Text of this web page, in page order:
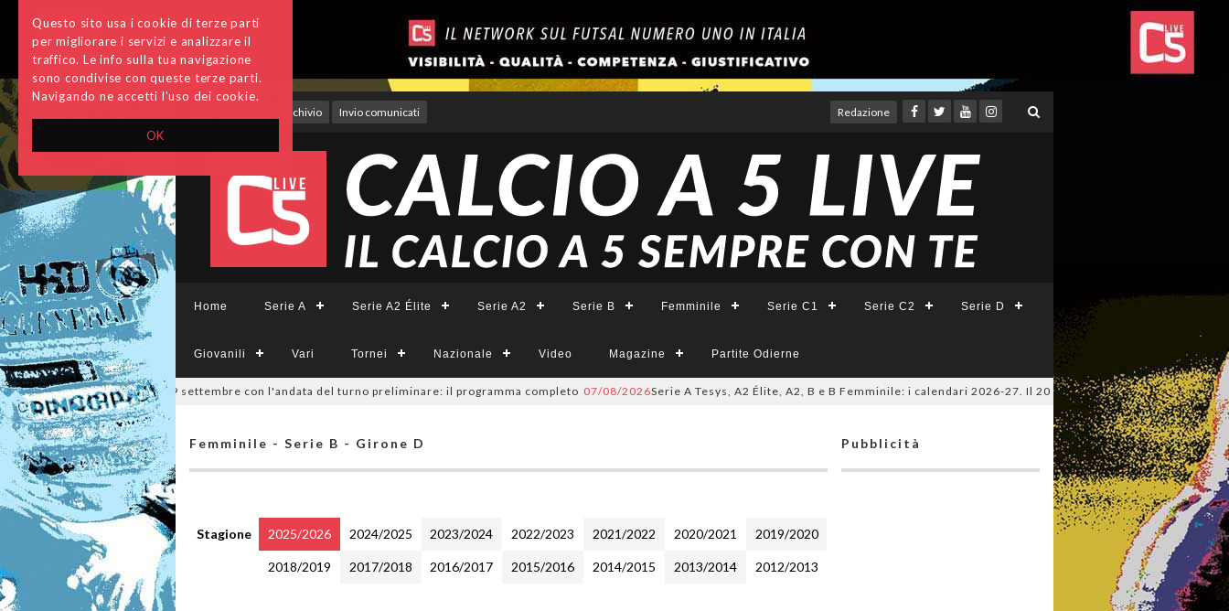
OK
Questo sito usa i cookie di terze parti
per migliorare i servizi e analizzare il
traffico. Le info sulla tua navigazione
sono condivise con queste terze parti.
Navigando ne accetti l'uso dei cookie.
Archivio Invio comunicati Redazione
Home Serie A Serie A2 Élite Serie A2 Serie B Femminile Serie C1 Serie C2 Serie D
Giovanili Vari Tornei Nazionale Video Magazine Partite Odierne
Divisione, si parte il 19 settembre con l'andata del turno preliminare: il programma completo 07/08/2026Serie A Tesys, A2 Élite, A2, B e B Femminile: i calendari 2026-27. Il 20 agosto la presentazione della Serie A
Femminile - Serie B - Girone D
Stagione 2025/2026 2024/2025 2023/2024 2022/2023 2021/2022 2020/2021 2019/2020
2018/2019 2017/2018 2016/2017 2015/2016 2014/2015 2013/2014 2012/2013
Pubblicità